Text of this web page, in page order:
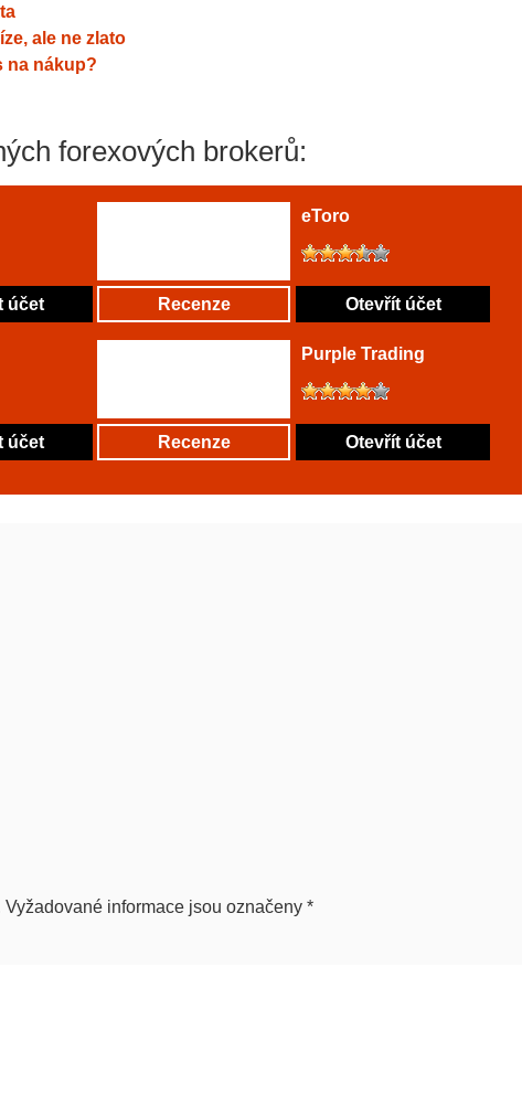
ale ne zlato
na nákup?
forexových brokerů:
účet
eToro
Recenze Otevřít účet
účet
Purple Trading
Recenze Otevřít účet
Vyžadované informace jsou označeny *